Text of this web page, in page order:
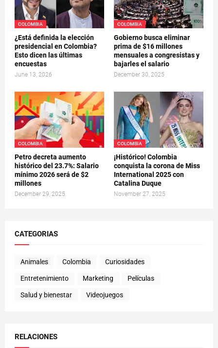
COLOMBIA
¿Está definida la elección
presidencial en Colombia?
Esto dicen las últimas
encuestas
June 13, 2026
COLOMBIA
Gobierno busca eliminar
prima de $16 millones
mensuales a congresistas y
bajarles el salario
December 30, 2025
COLOMBIA
Petro decreta aumento
histórico del 23.7%: Salario
mínimo 2026 será de $2
millones
December 29, 2025
COLOMBIA
¡Histórico! Colombia
conquista la corona de Miss
International 2025 con
Catalina Duque
November 27, 2025
CATEGORIAS
Animales Colombia Curiosidades
Entretenimiento Marketing Películas
Salud y bienestar Videojuegos
RELACIONES